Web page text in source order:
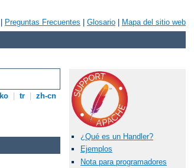
Preguntas Frecuentes Glosario Mapa del sitio web
ko tr zh-cn
¿Qué es un Handler?
Ejemplos
Nota para programadores